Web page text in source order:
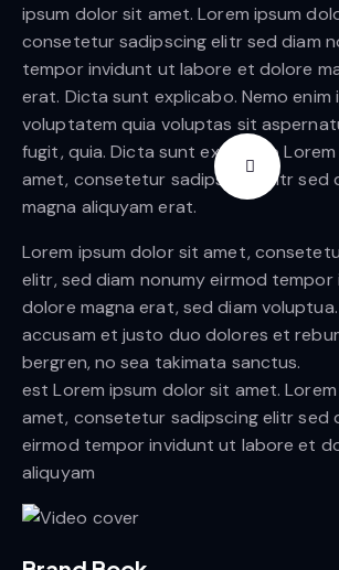
ipsum dolor sit amet. Lorem ipsum
consetetur sadipscing elitr sed diam
tempor invidunt ut labore et dolore
erat. Dicta sunt explicabo. Nemo enim
voluptatem quia voluptas sit
fugit, quia. Dicta sunt explicabo
amet, consetetur sadipscing elitr sed
magna aliquyam erat.
Lorem ipsum dolor sit amet,
elitr, sed diam nonumy eirmod
dolore magna erat, sed diam
accusam et justo duo dolores et
bergren, no sea takimata sanctus.
est Lorem ipsum dolor sit amet.
amet, consetetur sadipscing elitr sed
eirmod tempor invidunt ut labore et
aliquyam